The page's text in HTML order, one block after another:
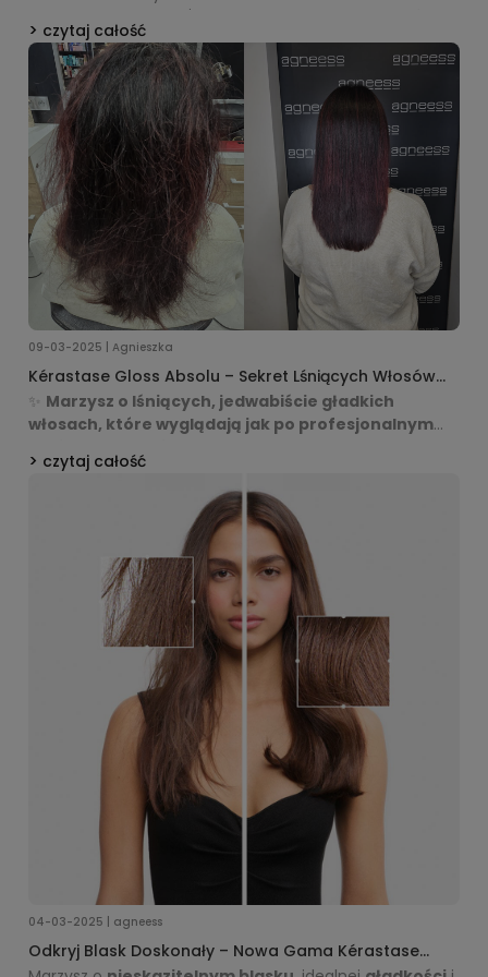
Kérastase Chroma Absolu Bain
Chroma Respect, aby sprawdzić, który lepiej chroni
kolor i pielęgnuje pasma. Zobacz szczegółowe
porównanie i wybierz najlepszy produkt dla siebie!
czytaj całość
09-03-2025 | Agnieszka
Kérastase Gloss Absolu – Sekret Lśniących Włosów
Teraz w Twoim Domu!
✨ Marzysz o lśniących, jedwabiście gładkich
włosach, które wyglądają jak po profesjonalnym
domu dzięki luksusowej gamie
czytaj całość
04-03-2025 | agneess
Odkryj Blask Doskonały – Nowa Gama Kérastase